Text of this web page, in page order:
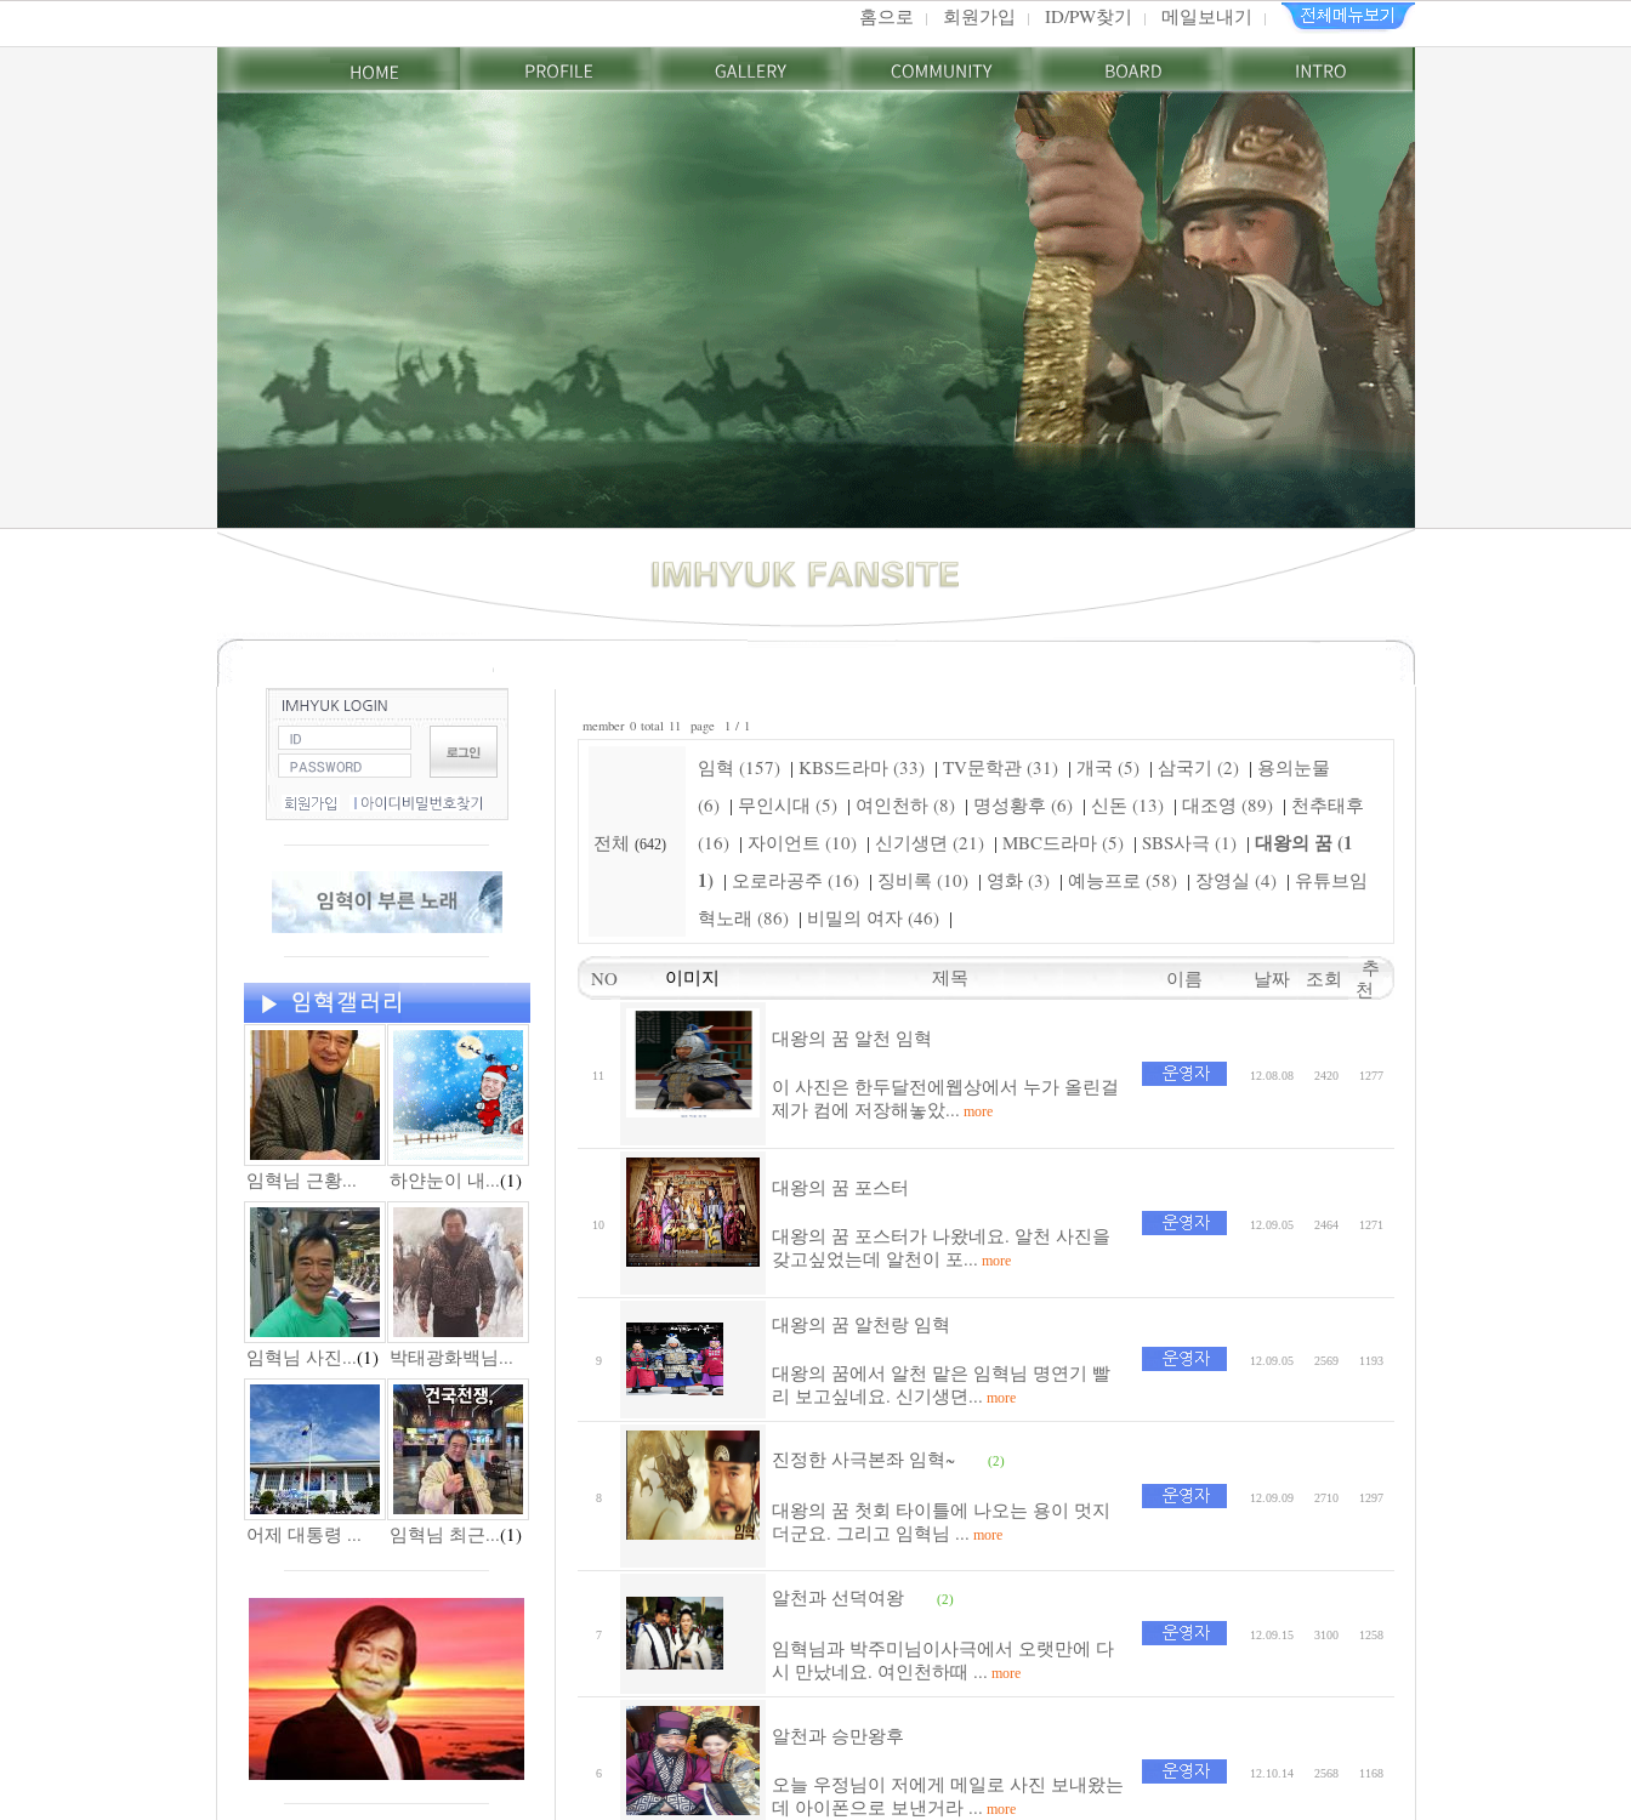
홈으로 회원가입 ID/PW찾기 메일보내기
임혁님 근황... 하얀눈이 내...(1)
임혁님 사진...(1) 박태광화백님...
어제 대통령 ... 임혁님 최근...(1)
member 0 total 11 page 1 / 1
전체 (642)
임혁 (157) | KBS드라마 (33) | TV문학관 (31) | 개국 (5) | 삼국기 (2) | 용의눈물
(6) | 무인시대 (5) | 여인천하 (8) | 명성황후 (6) | 신돈 (13) | 대조영 (89) | 천추태후
(16) | 자이언트 (10) | 신기생뎐 (21) | MBC드라마 (5) | SBS사극 (1) | 대왕의 꿈 (1
1) | 오로라공주 (16) | 징비록 (10) | 영화 (3) | 예능프로 (58) | 장영실 (4) | 유튜브임
혁노래 (86) | 비밀의 여자 (46) |
NO 이미지 제목 이름 날짜 조회
추
천
11
대왕의 꿈 알천 임혁
이 사진은 한두달전에웹상에서 누가 올린걸
제가 컴에 저장해놓았... more
12.08.08 2420 1277
10
대왕의 꿈 포스터
대왕의 꿈 포스터가 나왔네요. 알천 사진을
갖고싶었는데 알천이 포... more
12.09.05 2464 1271
9
대왕의 꿈 알천랑 임혁
대왕의 꿈에서 알천 맡은 임혁님 명연기 빨
리 보고싶네요. 신기생뎐... more
12.09.05 2569 1193
8
진정한 사극본좌 임혁~ (2)
대왕의 꿈 첫회 타이틀에 나오는 용이 멋지
더군요. 그리고 임혁님 ... more
12.09.09 2710 1297
7
알천과 선덕여왕 (2)
임혁님과 박주미님이사극에서 오랫만에 다
시 만났네요. 여인천하때 ... more
12.09.15 3100 1258
6
알천과 승만왕후
오늘 우정님이 저에게 메일로 사진 보내왔는
데 아이폰으로 보낸거라 ... more
12.10.14 2568 1168